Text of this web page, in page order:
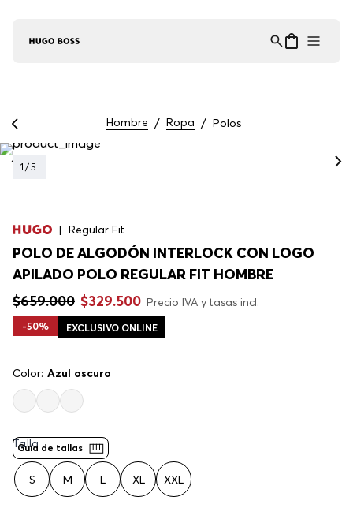
Hombre Ropa Polos
1 /5
Regular Fit
POLO DE ALGODÓN INTERLOCK CON LOGO
APILADO POLO REGULAR FIT HOMBRE
$659.000 $329.500 Precio IVA y tasas incl.
-50% EXCLUSIVO ONLINE
Color: Azul oscuro
Guía de tallas
Talla
S M L XL XXL
Asistente Virtual
en línea ⋮